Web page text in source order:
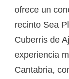
ofrece un
recinto Sea
Cuberris de
experiencia
Cantabria,